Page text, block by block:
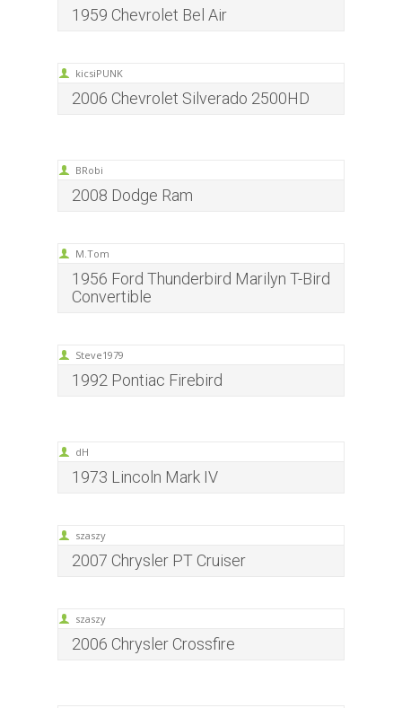
1959 Chevrolet Bel Air
kicsiPUNK
2006 Chevrolet Silverado 2500HD
BRobi
2008 Dodge Ram
M.Tom
1956 Ford Thunderbird Marilyn T-Bird
Convertible
Steve1979
1992 Pontiac Firebird
dH
1973 Lincoln Mark IV
szaszy
2007 Chrysler PT Cruiser
szaszy
2006 Chrysler Crossfire